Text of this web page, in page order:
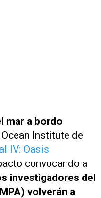
mar a bordo
Institute de
IV: Oasis
convocando a
investigadores del
volverán a